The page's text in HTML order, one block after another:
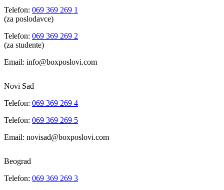
Telefon: 069 369 269 1
(za poslodavce)
Telefon: 069 369 269 2
(za studente)
Email: info@boxposlovi.com
Novi Sad
Telefon: 069 369 269 4
Telefon: 069 369 269 5
Email: novisad@boxposlovi.com
Beograd
Telefon: 069 369 269 3